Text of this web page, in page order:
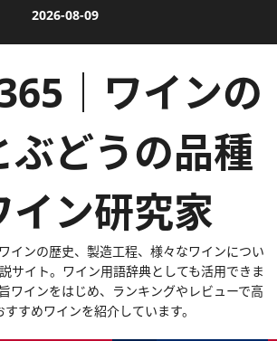
2026-08-09
｜ワインの
ぶどうの品種
イン研究家
インの歴史、製造工程、様々なワインについ
サイト。ワイン用語辞典としても活用できま
ワインをはじめ、ランキングやレビューで高
すめワインを紹介しています。